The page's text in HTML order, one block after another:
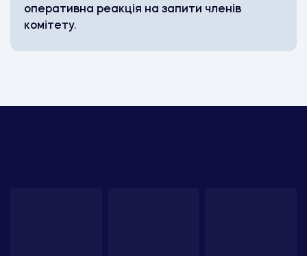
оперативна реакція на запити членів
комітету.